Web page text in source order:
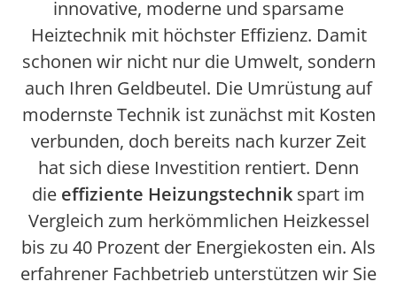
innovative, moderne und sparsame
Heiztechnik mit höchster Effizienz. Damit
schonen wir nicht nur die Umwelt, sondern
auch Ihren Geldbeutel. Die Umrüstung auf
modernste Technik ist zunächst mit Kosten
verbunden, doch bereits nach kurzer Zeit
hat sich diese Investition rentiert. Denn
die effiziente Heizungstechnik spart im
Vergleich zum herkömmlichen Heizkessel
bis zu 40 Prozent der Energiekosten ein. Als
erfahrener Fachbetrieb unterstützen wir Sie